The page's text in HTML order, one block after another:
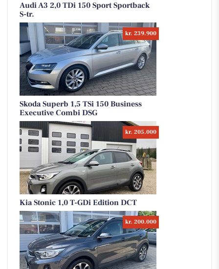
Audi A3 2,0 TDi 150 Sport Sportback
S-tr.
kr. 239.900
Skoda Superb 1,5 TSi 150 Business
Executive Combi DSG
kr. 205.000
Kia Stonic 1,0 T-GDi Edition DCT
kr. 200.000